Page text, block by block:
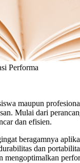
Performa
maupun
Mulai dari
dan efisien.
beragamnya
dan
mengoptimalkan